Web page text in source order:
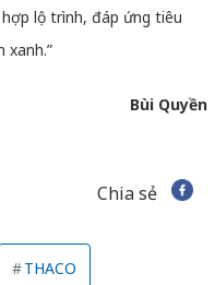
lộ trình, đáp ứng tiêu
xanh.”
Bùi Quyền
Chia sẻ
THACO